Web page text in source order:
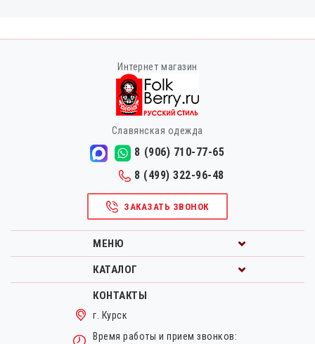
Интернет магазин
Славянская одежда
8 (906) 710-77-65
8 (499) 322-96-48
ЗАКАЗАТЬ ЗВОНОК
МЕНЮ
КАТАЛОГ
КОНТАКТЫ
г. Курск
Время работы и прием звонков: